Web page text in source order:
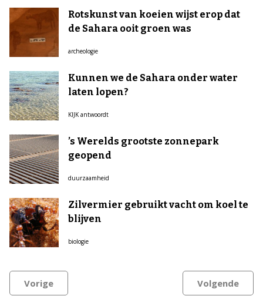
Rotskunst van koeien wijst erop dat
de Sahara ooit groen was
archeologie
Kunnen we de Sahara onder water
laten lopen?
KIJK antwoordt
’s Werelds grootste zonnepark
geopend
duurzaamheid
Zilvermier gebruikt vacht om koel te
blijven
biologie
Vorige Volgende